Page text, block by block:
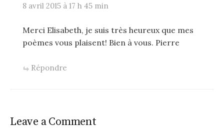
8 avril 2015 à 17 h 45 min
Merci Elisabeth, je suis très heureux que mes
poèmes vous plaisent! Bien à vous. Pierre
Répondre
Leave a Comment